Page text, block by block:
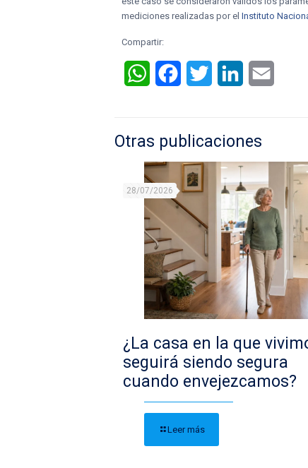
mediciones realizadas por elInstituto
Compartir:
WhatsAppFacebookTwitter LinkedIn
Otras publicaciones
28/07/2026
¿La casa en la que
seguirá siendo segura
cuando envejezcamos?
Leer más